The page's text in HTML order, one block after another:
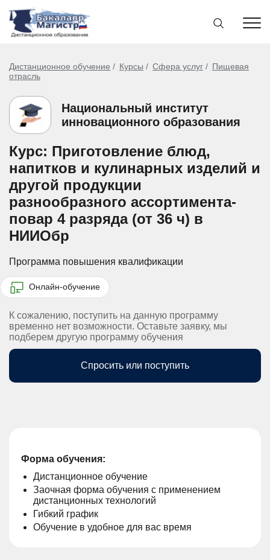
Дистанционное обучение Курсы Сфера услуг
Пищевая
отрасль
Национальный институт
инновационного образования
Курс: Приготовление блюд,
напитков и кулинарных изделий и
другой продукции
разнообразного ассортимента-
повар 4 разряда (от 36 ч) в
НИИОбр
Программа повышения квалификации
Онлайн-обучение
К сожалению, поступить на данную программу
временно нет возможности. Оставьте заявку, мы
подберем другую программу обучения
Спросить или поступить
Форма обучения:
Дистанционное обучение
Заочная форма обучения с применением
дистанционных технологий
Гибкий график
Обучение в удобное для вас время